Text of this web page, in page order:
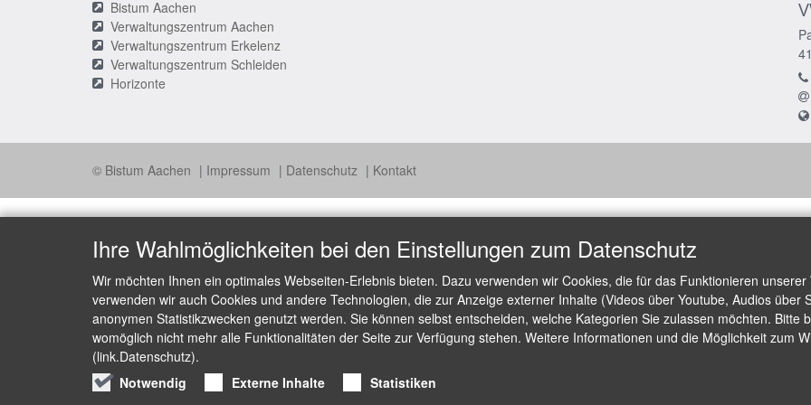
Bistum Aachen
Verwaltungszentrum Aachen
Verwaltungszentrum Erkelenz
Verwaltungszentrum Schleiden
Horizonte
© Bistum Aachen Impressum Datenschutz Kontakt
Ihre Wahlmöglichkeiten bei den Einstellungen zum Datenschutz
Wir möchten Ihnen ein optimales Webseiten-Erlebnis bieten. Dazu verwenden wir Cookies, die für das Funktionieren
verwenden wir auch Cookies und andere Technologien, die zur Anzeige externer Inhalte (Videos über Youtube, Audios
anonymen Statistikzwecken genutzt werden. Sie können selbst entscheiden, welche Kategorien Sie zulassen möchten. Bitte
womöglich nicht mehr alle Funktionalitäten der Seite zur Verfügung stehen. Weitere Informationen und die Möglichkeit zum
(link.Datenschutz).
Notwendig
Externe Inhalte Statistiken